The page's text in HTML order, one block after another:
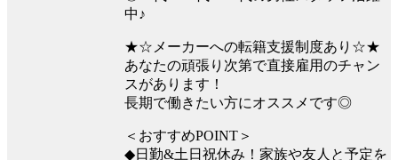
中♪
★☆メーカーへの転籍支援制度あり☆★
あなたの頑張り次第で直接雇用のチャン
スがあります！
長期で働きたい方にオススメです◎
＜おすすめPOINT＞
◆日勤&土日祝休み！家族や友人と予定を